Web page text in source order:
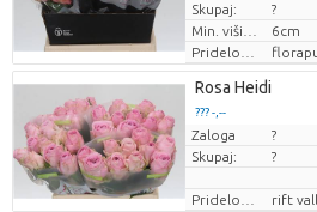
Skupaj:
?
6cm
Rosa Heidi
??? -,--
Cena za kos
Zaloga ?
Skupaj:
?
rift